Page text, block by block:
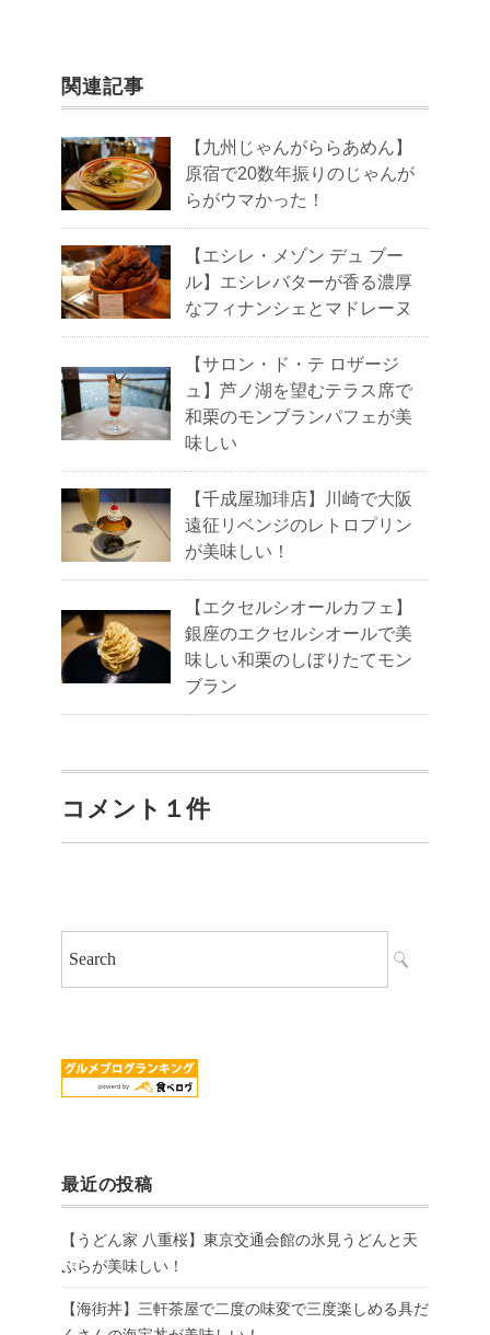
関連記事
【九州じゃんがららあめん】
原宿で20数年振りのじゃんが
らがウマかった！
【エシレ・メゾン デュ ブー
ル】エシレバターが香る濃厚
なフィナンシェとマドレーヌ
【サロン・ド・テ ロザージ
ュ】芦ノ湖を望むテラス席で
和栗のモンブランパフェが美
味しい
【千成屋珈琲店】川崎で大阪
遠征リベンジのレトロプリン
が美味しい！
【エクセルシオールカフェ】
銀座のエクセルシオールで美
味しい和栗のしぼりたてモン
ブラン
コメント１件
最近の投稿
【うどん家 八重桜】東京交通会館の氷見うどんと天
ぷらが美味しい！
【海街丼】三軒茶屋で二度の味変で三度楽しめる具だ